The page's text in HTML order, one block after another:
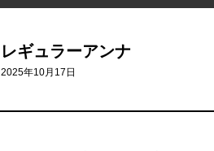
レギュラーアンナ
2025年10月17日